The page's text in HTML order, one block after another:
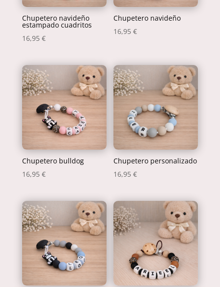
Chupetero navideño
estampado cuadritos
16,95 €
Chupetero navideño
16,95€
Chupetero bulldog
16,95 €
Chupetero personalizado
16,95€